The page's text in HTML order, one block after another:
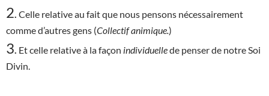
2 Celle relative au fait que nous pensons nécessairement
comme d’autres gens (Collectif animique.)
3 Et celle relative à la façon individuellede penser de notre Soi
Divin.